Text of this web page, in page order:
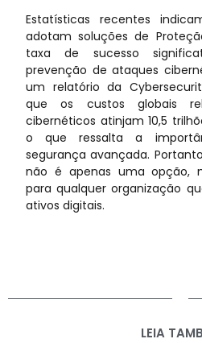
Estatísticas recentes
adotam soluções de
taxa de sucesso
prevenção de ataques
um relatório da
que os custos globais
cibernéticos atinjam 10,5
o que ressalta a
segurança avançada.
não é apenas uma opção,
para qualquer organização
ativos digitais.
LEIA